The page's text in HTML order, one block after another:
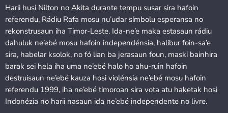
Harii husi Nilton no Akita durante tempu susar sira hafoin
referendu, Rádiu Rafa mosu nu’udar símbolu esperansa no
rekonstrusaun iha Timor-Leste. Ida-ne’e maka estasaun rádiu
dahuluk ne’ebé mosu hafoin independénsia, halibur foin-sa’e
sira, habelar ksolok, no fó lian ba jerasaun foun, maski bainhira
barak sei hela iha uma ne’ebé halo ho ahu-ruin hafoin
destruisaun ne’ebé kauza hosi violénsia ne’ebé mosu hafoin
referendu 1999, iha ne’ebé timoroan sira vota atu haketak hosi
Indonézia no harii nasaun ida ne’ebé independente no livre.